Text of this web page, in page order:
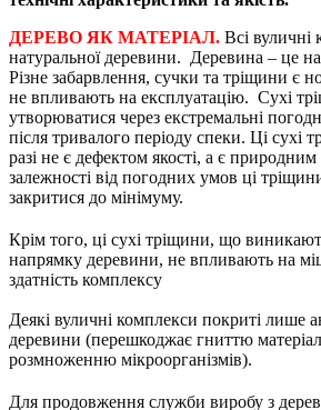
ДЕРЕВО ЯК МАТЕРІАЛ. Всі вуличні
натуральної деревини. Деревина – це
Різне забарвлення, сучки та тріщини є
не впливають на експлуатацію. Сухі
утворюватися через екстремальні
після тривалого періоду спеки. Ці сухі
разі не є дефектом якості, а є
залежності від погодних умов ці
закритися до мінімуму.
Крім того, ці сухі тріщини, що
напрямку деревини, не впливають на
здатність комплексу
Деякі вуличні комплекси покриті лише
деревини (перешкоджає гниттю
розмноженню мікроорганізмів).
Для продовження служби виробу з